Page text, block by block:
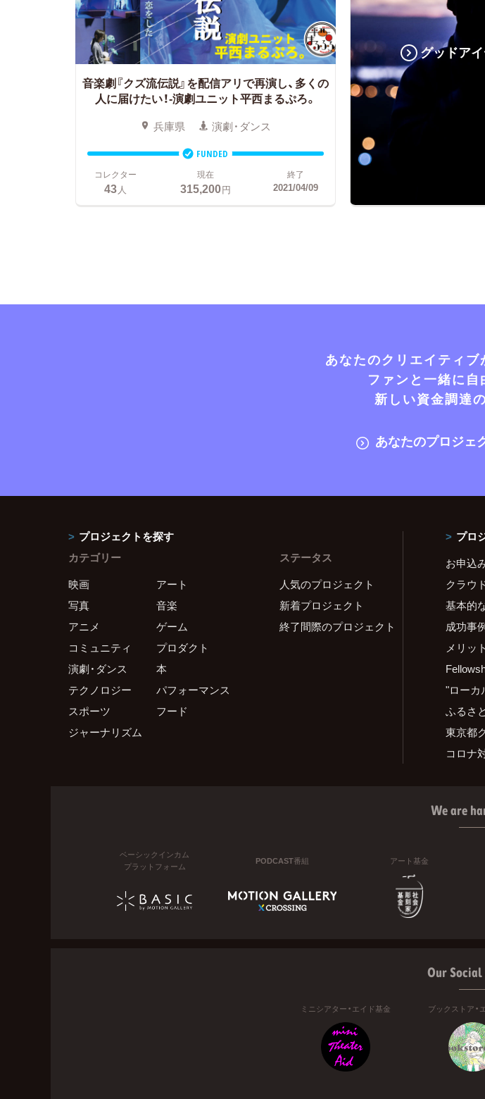
音楽劇『クズ流伝説』を配信アリで再演し、多くの
人に届けたい！-演劇ユニット平西まるぷろ。
兵庫県 演劇・ダンス
FUNDED
コレクター
43人
現在
315,200円
終了
2021/04/09
グッドア
あなたのクリエイティ
ファンと一緒に
新しい資金調達
あなたのプロジェ
プロジェクトを探す
カテゴリー
映画
アート
写真
音楽
アニメ
ゲーム
コミュニティ
プロダクト
演劇・ダンス
本
テクノロジー
パフォーマンス
スポーツ
フード
ジャーナリズム
ステータス
人気のプロジェクト
新着プロジェクト
終了間際のプロジェクト
プロ
お申込
クラウ
基本的
成功事
メリッ
"ローカ
ふるさ
東京都
コロナ
We are
ベーシックインカム
プラットフォーム
PODCAST番組 アート基金
Our
ミニシアター・エイド基金 ブックストア・